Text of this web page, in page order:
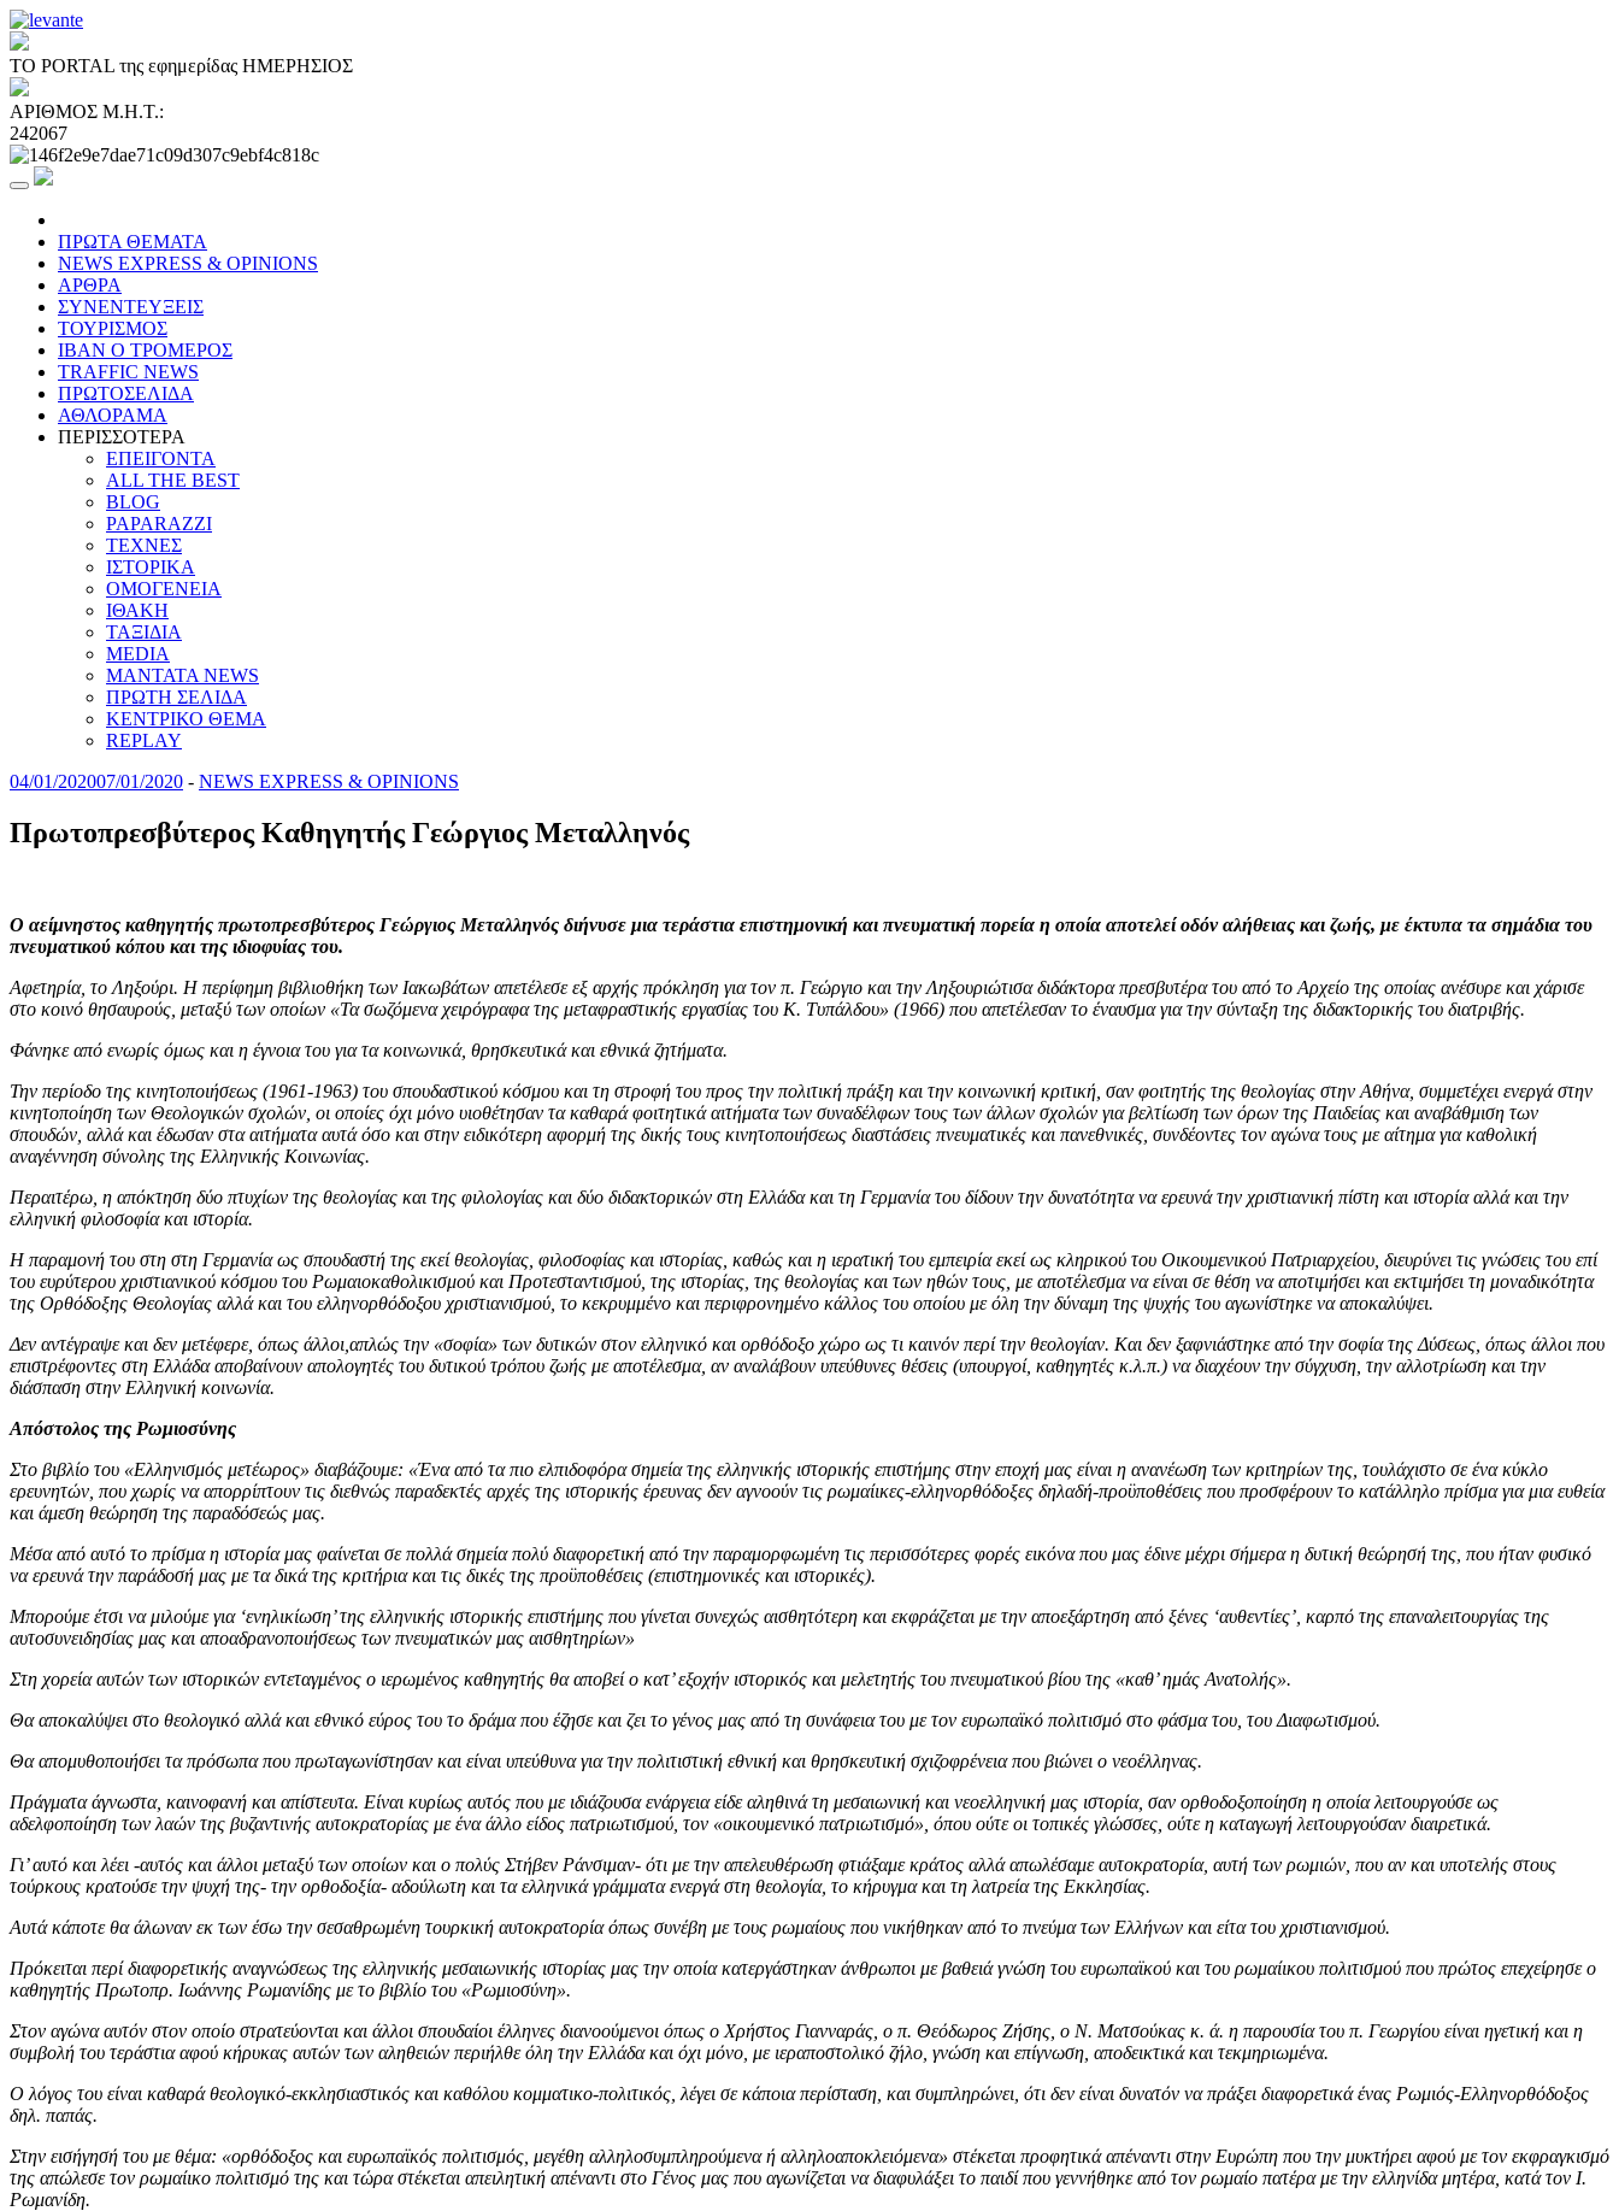
ΤΟ PORTAL της εφημερίδας ΗΜΕΡΗΣΙΟΣ
ΑΡΙΘΜΟΣ Μ.Η.Τ.:
242067
ΠΡΩΤΑ ΘΕΜΑΤΑ
NEWS EXPRESS & OPINIONS
ΑΡΘΡΑ
ΣΥΝΕΝΤΕΥΞΕΙΣ
ΤΟΥΡΙΣΜΟΣ
ΙΒΑΝ Ο ΤΡΟΜΕΡΟΣ
TRAFFIC NEWS
ΠΡΩΤΟΣΕΛΙΔΑ
ΑΘΛΟΡΑΜΑ
ΠΕΡΙΣΣΟΤΕΡΑ
ΕΠΕΙΓΟΝΤΑ
ALL THE BEST
BLOG
PAPARAZZI
ΤΕΧΝΕΣ
ΙΣΤΟΡΙΚΑ
ΟΜΟΓΕΝΕΙΑ
ΙΘΑΚΗ
ΤΑΞΙΔΙΑ
MEDIA
MANTATA NEWS
ΠΡΩΤΗ ΣΕΛΙΔΑ
ΚΕΝΤΡΙΚΟ ΘΕΜΑ
REPLAY
04/01/202007/01/2020 - NEWS EXPRESS & OPINIONS
Πρωτοπρεσβύτερος Καθηγητής Γεώργιος Μεταλληνός
Ο αείμνηστος καθηγητής πρωτοπρεσβύτερος Γεώργιος Μεταλληνός διήνυσε μια τεράστια επιστημονική και πνευματική πορεία η οποία αποτελεί οδόν αλήθειας και ζωής, με έκτυπα τα σημάδια του
πνευματικού κόπου και της ιδιοφυίας του.
Αφετηρία, το Ληξούρι. Η περίφημη βιβλιοθήκη των Ιακωβάτων απετέλεσε εξ αρχής πρόκληση για τον π. Γεώργιο και την Ληξουριώτισα διδάκτορα πρεσβυτέρα του από το Αρχείο της οποίας ανέσυρε και χάρισε
στο κοινό θησαυρούς, μεταξύ των οποίων «Τα σωζόμενα χειρόγραφα της μεταφραστικής εργασίας του Κ. Τυπάλδου» (1966) που απετέλεσαν το έναυσμα για την σύνταξη της διδακτορικής του διατριβής.
Φάνηκε από ενωρίς όμως και η έγνοια του για τα κοινωνικά, θρησκευτικά και εθνικά ζητήματα.
Την περίοδο της κινητοποιήσεως (1961-1963) του σπουδαστικού κόσμου και τη στροφή του προς την πολιτική πράξη και την κοινωνική κριτική, σαν φοιτητής της θεολογίας στην Αθήνα, συμμετέχει ενεργά στην
κινητοποίηση των Θεολογικών σχολών, οι οποίες όχι μόνο υιοθέτησαν τα καθαρά φοιτητικά αιτήματα των συναδέλφων τους των άλλων σχολών για βελτίωση των όρων της Παιδείας και αναβάθμιση των
σπουδών, αλλά και έδωσαν στα αιτήματα αυτά όσο και στην ειδικότερη αφορμή της δικής τους κινητοποιήσεως διαστάσεις πνευματικές και πανεθνικές, συνδέοντες τον αγώνα τους με αίτημα για καθολική
αναγέννηση σύνολης της Ελληνικής Κοινωνίας.
Περαιτέρω, η απόκτηση δύο πτυχίων της θεολογίας και της φιλολογίας και δύο διδακτορικών στη Ελλάδα και τη Γερμανία του δίδουν την δυνατότητα να ερευνά την χριστιανική πίστη και ιστορία αλλά και την
ελληνική φιλοσοφία και ιστορία.
Η παραμονή του στη στη Γερμανία ως σπουδαστή της εκεί θεολογίας, φιλοσοφίας και ιστορίας, καθώς και η ιερατική του εμπειρία εκεί ως κληρικού του Οικουμενικού Πατριαρχείου, διευρύνει τις γνώσεις του επί
του ευρύτερου χριστιανικού κόσμου του Ρωμαιοκαθολικισμού και Προτεσταντισμού, της ιστορίας, της θεολογίας και των ηθών τους, με αποτέλεσμα να είναι σε θέση να αποτιμήσει και εκτιμήσει τη μοναδικότητα
της Ορθόδοξης Θεολογίας αλλά και του ελληνορθόδοξου χριστιανισμού, το κεκρυμμένο και περιφρονημένο κάλλος του οποίου με όλη την δύναμη της ψυχής του αγωνίστηκε να αποκαλύψει.
Δεν αντέγραψε και δεν μετέφερε, όπως άλλοι,απλώς την «σοφία» των δυτικών στον ελληνικό και ορθόδοξο χώρο ως τι καινόν περί την θεολογίαν. Και δεν ξαφνιάστηκε από την σοφία της Δύσεως, όπως άλλοι που
επιστρέφοντες στη Ελλάδα αποβαίνουν απολογητές του δυτικού τρόπου ζωής με αποτέλεσμα, αν αναλάβουν υπεύθυνες θέσεις (υπουργοί, καθηγητές κ.λ.π.) να διαχέουν την σύγχυση, την αλλοτρίωση και την
διάσπαση στην Ελληνική κοινωνία.
Απόστολος της Ρωμιοσύνης
Στο βιβλίο του «Ελληνισμός μετέωρος» διαβάζουμε: «Ένα από τα πιο ελπιδοφόρα σημεία της ελληνικής ιστορικής επιστήμης στην εποχή μας είναι η ανανέωση των κριτηρίων της, τουλάχιστο σε ένα κύκλο
ερευνητών, που χωρίς να απορρίπτουν τις διεθνώς παραδεκτές αρχές της ιστορικής έρευνας δεν αγνοούν τις ρωμαίικες-ελληνορθόδοξες δηλαδή-προϋποθέσεις που προσφέρουν το κατάλληλο πρίσμα για μια ευθεία
και άμεση θεώρηση της παραδόσεώς μας.
Μέσα από αυτό το πρίσμα η ιστορία μας φαίνεται σε πολλά σημεία πολύ διαφορετική από την παραμορφωμένη τις περισσότερες φορές εικόνα που μας έδινε μέχρι σήμερα η δυτική θεώρησή της, που ήταν φυσικό
να ερευνά την παράδοσή μας με τα δικά της κριτήρια και τις δικές της προϋποθέσεις (επιστημονικές και ιστορικές).
Μπορούμε έτσι να μιλούμε για ‘ενηλικίωση’ της ελληνικής ιστορικής επιστήμης που γίνεται συνεχώς αισθητότερη και εκφράζεται με την αποεξάρτηση από ξένες ‘αυθεντίες’, καρπό της επαναλειτουργίας της
αυτοσυνειδησίας μας και αποαδρανοποιήσεως των πνευματικών μας αισθητηρίων»
Στη χορεία αυτών των ιστορικών εντεταγμένος ο ιερωμένος καθηγητής θα αποβεί ο κατ’ εξοχήν ιστορικός και μελετητής του πνευματικού βίου της «καθ’ ημάς Ανατολής».
Θα αποκαλύψει στο θεολογικό αλλά και εθνικό εύρος του το δράμα που έζησε και ζει το γένος μας από τη συνάφεια του με τον ευρωπαϊκό πολιτισμό στο φάσμα του, του Διαφωτισμού.
Θα απομυθοποιήσει τα πρόσωπα που πρωταγωνίστησαν και είναι υπεύθυνα για την πολιτιστική εθνική και θρησκευτική σχιζοφρένεια που βιώνει ο νεοέλληνας.
Πράγματα άγνωστα, καινοφανή και απίστευτα. Είναι κυρίως αυτός που με ιδιάζουσα ενάργεια είδε αληθινά τη μεσαιωνική και νεοελληνική μας ιστορία, σαν ορθοδοξοποίηση η οποία λειτουργούσε ως
αδελφοποίηση των λαών της βυζαντινής αυτοκρατορίας με ένα άλλο είδος πατριωτισμού, τον «οικουμενικό πατριωτισμό», όπου ούτε οι τοπικές γλώσσες, ούτε η καταγωγή λειτουργούσαν διαιρετικά.
Γι’ αυτό και λέει -αυτός και άλλοι μεταξύ των οποίων και ο πολύς Στήβεν Ράνσιμαν- ότι με την απελευθέρωση φτιάξαμε κράτος αλλά απωλέσαμε αυτοκρατορία, αυτή των ρωμιών, που αν και υποτελής στους
τούρκους κρατούσε την ψυχή της- την ορθοδοξία- αδούλωτη και τα ελληνικά γράμματα ενεργά στη θεολογία, το κήρυγμα και τη λατρεία της Εκκλησίας.
Αυτά κάποτε θα άλωναν εκ των έσω την σεσαθρωμένη τουρκική αυτοκρατορία όπως συνέβη με τους ρωμαίους που νικήθηκαν από το πνεύμα των Ελλήνων και είτα του χριστιανισμού.
Πρόκειται περί διαφορετικής αναγνώσεως της ελληνικής μεσαιωνικής ιστορίας μας την οποία κατεργάστηκαν άνθρωποι με βαθειά γνώση του ευρωπαϊκού και του ρωμαίικου πολιτισμού που πρώτος επεχείρησε ο
καθηγητής Πρωτοπρ. Ιωάννης Ρωμανίδης με το βιβλίο του «Ρωμιοσύνη».
Στον αγώνα αυτόν στον οποίο στρατεύονται και άλλοι σπουδαίοι έλληνες διανοούμενοι όπως ο Χρήστος Γιανναράς, ο π. Θεόδωρος Ζήσης, ο Ν. Ματσούκας κ. ά. η παρουσία του π. Γεωργίου είναι ηγετική και η
συμβολή του τεράστια αφού κήρυκας αυτών των αληθειών περιήλθε όλη την Ελλάδα και όχι μόνο, με ιεραποστολικό ζήλο, γνώση και επίγνωση, αποδεικτικά και τεκμηριωμένα.
Ο λόγος του είναι καθαρά θεολογικό-εκκλησιαστικός και καθόλου κομματικο-πολιτικός, λέγει σε κάποια περίσταση, και συμπληρώνει, ότι δεν είναι δυνατόν να πράξει διαφορετικά ένας Ρωμιός-Ελληνορθόδοξος
δηλ. παπάς.
Στην εισήγησή του με θέμα: «ορθόδοξος και ευρωπαϊκός πολιτισμός, μεγέθη αλληλοσυμπληρούμενα ή αλληλοαποκλειόμενα» στέκεται προφητικά απέναντι στην Ευρώπη που την μυκτήρει αφού με τον εκφραγκισμό
της απώλεσε τον ρωμαίικο πολιτισμό της και τώρα στέκεται απειλητική απέναντι στο Γένος μας που αγωνίζεται να διαφυλάξει το παιδί που γεννήθηκε από τον ρωμαίο πατέρα με την ελληνίδα μητέρα, κατά τον Ι.
Ρωμανίδη.